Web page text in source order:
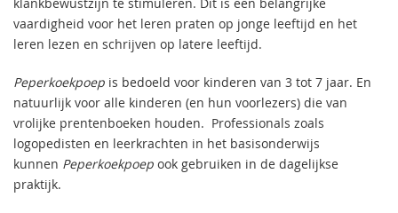
vaardigheid voor het leren praten op jonge leeftijd en het
leren lezen en schrijven op latere leeftijd.
Peperkoekpoep is bedoeld voor kinderen van 3 tot 7 jaar. En
natuurlijk voor alle kinderen (en hun voorlezers) die van
vrolijke prentenboeken houden. Professionals zoals
logopedisten en leerkrachten in het basisonderwijs
kunnen Peperkoekpoep ook gebruiken in de dagelijkse
praktijk.